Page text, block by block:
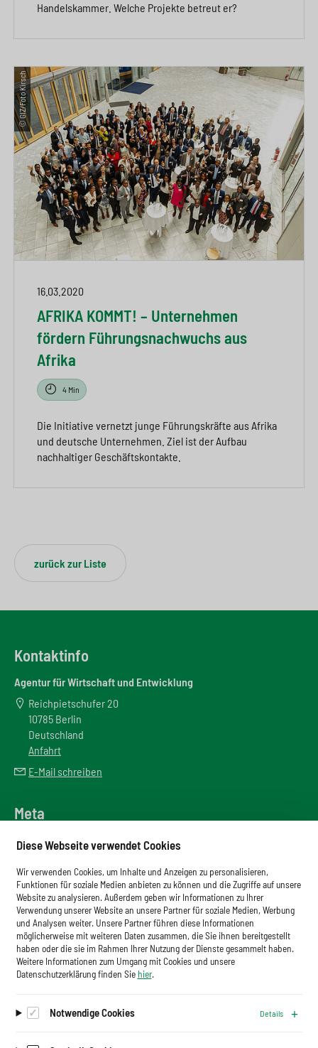
Handelskammer. Welche Projekte betreut er?
© GIZ/Foto Kirsch
16.03.2020
AFRIKA KOMMT! – Unternehmen
fördern Führungsnachwuchs aus
Afrika
4 Min
Die Initiative vernetzt junge Führungskräfte aus Afrika
und deutsche Unternehmen. Ziel ist der Aufbau
nachhaltiger Geschäftskontakte.
zurück zur Liste
Kontaktinfo
Agentur für Wirtschaft und Entwicklung
Reichpietschufer 20
10785 Berlin
Deutschland
Anfahrt
E-Mail schreiben
Meta
Downloadbereich
Glossar
Impressum
Datenschutz
Cookies
Diese Webseite verwendet Cookies
Wir verwenden Cookies, um Inhalte und Anzeigen zu personalisieren,
Funktionen für soziale Medien anbieten zu können und die Zugriffe auf unsere
Website zu analysieren. Außerdem geben wir Informationen zu Ihrer
Verwendung unserer Website an unsere Partner für soziale Medien, Werbung
und Analysen weiter. Unsere Partner führen diese Informationen
möglicherweise mit weiteren Daten zusammen, die Sie ihnen bereitgestellt
haben oder die sie im Rahmen Ihrer Nutzung der Dienste gesammelt haben.
Weitere Informationen zum Umgang mit Cookies und unsere
Datenschutzerklärung finden Sie hier.
Notwendige Cookies Details